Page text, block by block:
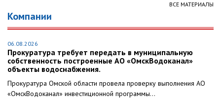
ВСЕ МАТЕРИАЛЫ
Компании
06.08.2026
Прокуратура требует передать в муниципальную
собственность построенные АО «ОмскВодоканал»
объекты водоснабжения.
Прокуратура Омской области провела проверку выполнения АО
«ОмскВодоканал» инвестиционной программы...